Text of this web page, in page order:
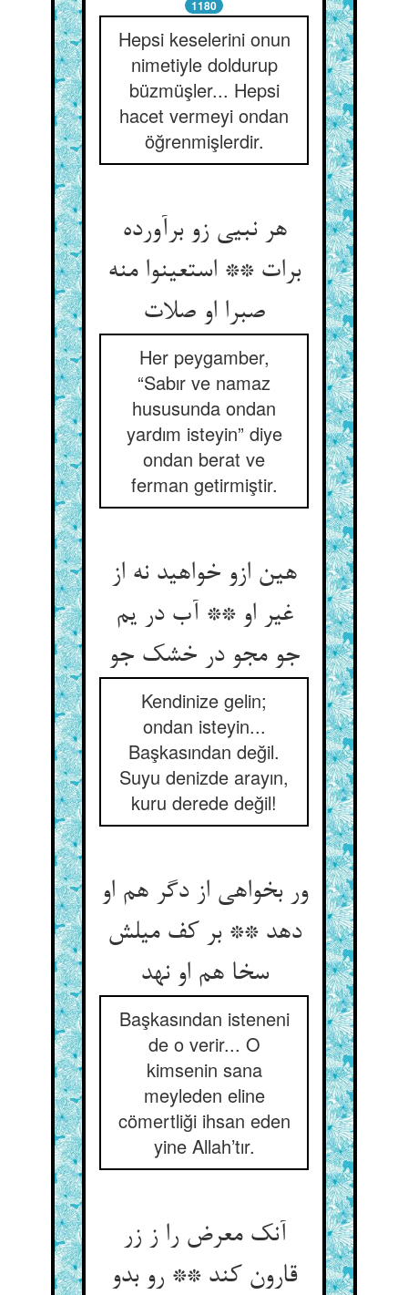
1180
Hepsi keselerini onun
nimetiyle doldurup
büzmüşler... Hepsi
hacet vermeyi ondan
öğrenmişlerdir.
هر نبیی زو برآورده
برات ** استعینوا منه
صبرا او صلات
Her peygamber,
“Sabır ve namaz
hususunda ondan
yardım isteyin” diye
ondan berat ve
ferman getirmiştir.
هین ازو خواهید نه از
غیر او ** آب در یم
جو مجو در خشک جو
Kendinize gelin;
ondan isteyin...
Başkasından değil.
Suyu denizde arayın,
kuru derede değil!
ور بخواهی از دگر هم او
دهد ** بر کف میلش
سخا هم او نهد
Başkasından isteneni
de o verir... O
kimsenin sana
meyleden eline
cömertliği ihsan eden
yine Allah’tır.
آنک معرض را ز زر
قارون کند ** رو بدو